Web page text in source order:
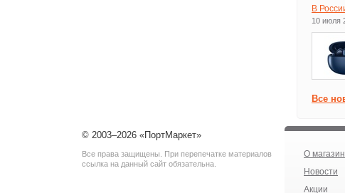
В
10 июля
Все
© 2003–2026 «ПортМаркет»
Все права защищены. При перепечатке материалов
ссылка на данный сайт обязательна.
О
Новости
Акции